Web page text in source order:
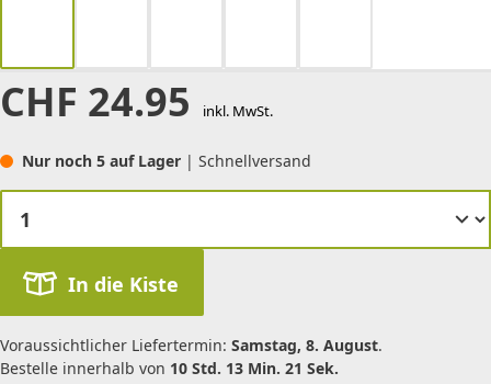
CHF 24.95 inkl. MwSt.
Nur noch 5 auf Lager | Schnellversand
In die Kiste
Voraussichtlicher Liefertermin: Samstag, 8. August.
Bestelle innerhalb von 10 Std. 13 Min. 21 Sek.